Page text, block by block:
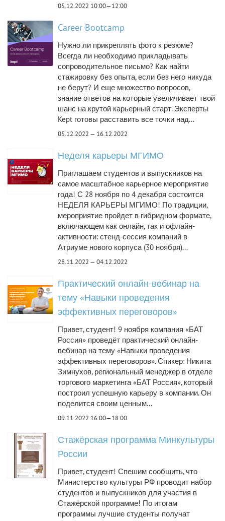
05.12.2022 10:00—12:00
Career Bootcamp
Нужно ли прикреплять фото к резюме?
Всегда ли необходимо прикладывать
сопроводительное письмо? Как найти
стажировку без опыта, если без него никуда
не берут? И еще множество вопросов,
знание ответов на которые увеличивает твой
шанс на крутой карьерный старт. Эксперты
Kept готовы расставить все точки над...
05.12.2022 — 16.12.2022
Неделя карьеры МГИМО
Приглашаем студентов и выпускников на
самое масштабное карьерное мероприятие
года! С 28 ноября по 4 декабря состоится
НЕДЕЛЯ КАРЬЕРЫ МГИМО! По традиции,
мероприятие пройдет в гибридном формате,
включающем как онлайн, так и офлайн-
активности: стенд-сессия компаний в
Атриуме нового корпуса (30 ноября)...
28.11.2022 — 04.12.2022
Практический онлайн-вебинар на
тему «Навыки проведения
эффективных переговоров»
Привет, студент! 9 ноября компания «БАТ
Россия» проведёт практический онлайн-
вебинар на тему «Навыки проведения
эффективных переговоров». Спикер: Никита
Зимнухов, региональный менеджер в отделе
торгового маркетинга «БАТ Россия», который
построил успешную карьеру в компании. Он
поделится своим ценным...
09.11.2022 16:00—18:00
Стажёрская программа Минкультуры
России
Привет, студент! Спешим сообщить, что
Министерство культуры РФ проводит набор
студентов и выпускников для участия в
Стажёрской программе! По итогам
программы лучшие студенты получат